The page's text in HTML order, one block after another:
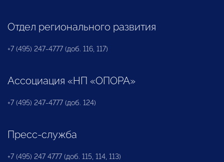
Отдел регионального развития
+7 (495) 247-4777 (доб. 116, 117)
Ассоциация «НП «ОПОРА»
+7 (495) 247-4777 (доб. 124)
Пресс-служба
+7 (495) 247 4777 (доб. 115, 114, 113)